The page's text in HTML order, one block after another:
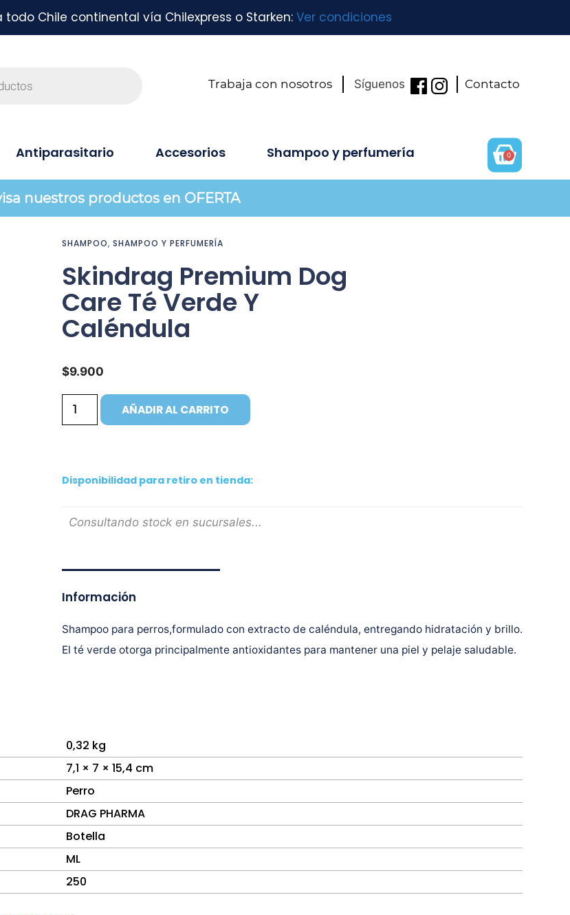
todo Chile continental vía Chilexpress o Starken: Ver condiciones
Trabaja con nosotros Síguenos Contacto
Antiparasitario Accesorios Shampoo y perfumería 0
nuestros productos en OFERTA
SHAMPOO, SHAMPOO Y PERFUMERÍA
Skindrag Premium Dog
Care Té Verde Y
Caléndula
$9.900
AÑADIR AL CARRITO
Disponibilidad para retiro en tienda:
Consultando stock en sucursales...
Información
Shampoo para perros,formulado con extracto de caléndula, entregando hidratación y brillo.
El té verde otorga principalmente antioxidantes para mantener una piel y pelaje saludable.
0,32 kg
7,1 × 7 × 15,4 cm
Perro
DRAG PHARMA
Botella
ML
250